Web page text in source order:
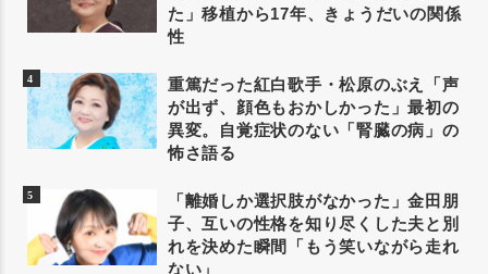
た」移植から17年、きょうだいの関係
性
重篤だった紅白歌手・松原のぶえ「声
が出ず、顔色もおかしかった」最初の
異変。自覚症状のない「腎臓の病」の
怖さ語る
「離婚しか選択肢がなかった」金田朋
子、互いの性格を知り尽くした夫と別
れを決めた瞬間「もう笑いながら走れ
ない」